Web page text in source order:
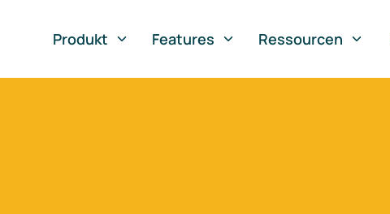
Produkt
Features Ressourcen